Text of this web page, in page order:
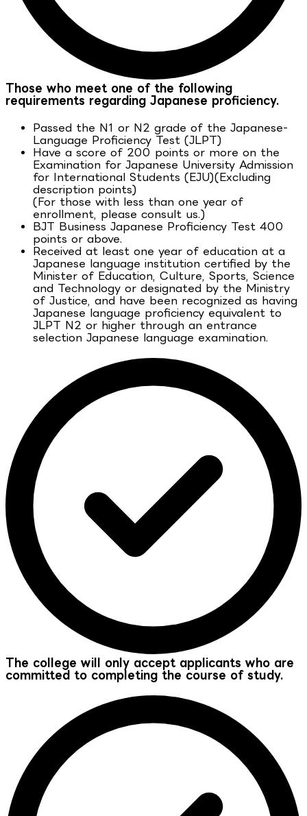
Those who meet one of the following
requirements regarding Japanese proficiency.
Passed the N1 or N2 grade of the Japanese-
Language Proficiency Test (JLPT)
Have a score of 200 points or more on the
Examination for Japanese University Admission
for International Students (EJU)(Excluding
description points)
(For those with less than one year of
enrollment, please consult us.)
BJT Business Japanese Proficiency Test 400
points or above.
Received at least one year of education at a
Japanese language institution certified by the
Minister of Education, Culture, Sports, Science
and Technology or designated by the Ministry
of Justice, and have been recognized as having
Japanese language proficiency equivalent to
JLPT N2 or higher through an entrance
selection Japanese language examination.
The college will only accept applicants who are
committed to completing the course of study.